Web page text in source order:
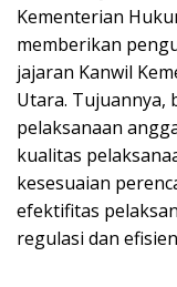
efektifitas
regulasi dan